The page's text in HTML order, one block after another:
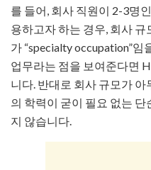
를 들어, 회사 직원이 2-3명
용하고자 하는 경우, 회사
가 “specialty occupation”임
업무라는 점을 보여준다면
니다. 반대로 회사 규모가
의 학력이 굳이 필요 없는
지 않습니다.